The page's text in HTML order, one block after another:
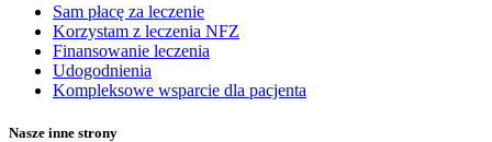
Sam płacę za leczenie
Korzystam z leczenia NFZ
Finansowanie leczenia
Udogodnienia
Kompleksowe wsparcie dla pacjenta
Nasze inne strony